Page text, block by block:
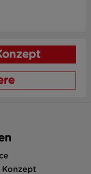
Konzept